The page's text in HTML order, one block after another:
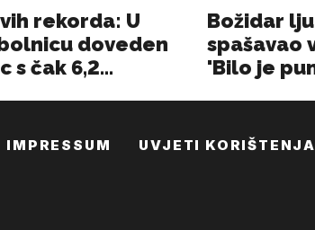
IMPRESSUM UVJETI KORIŠTENJA